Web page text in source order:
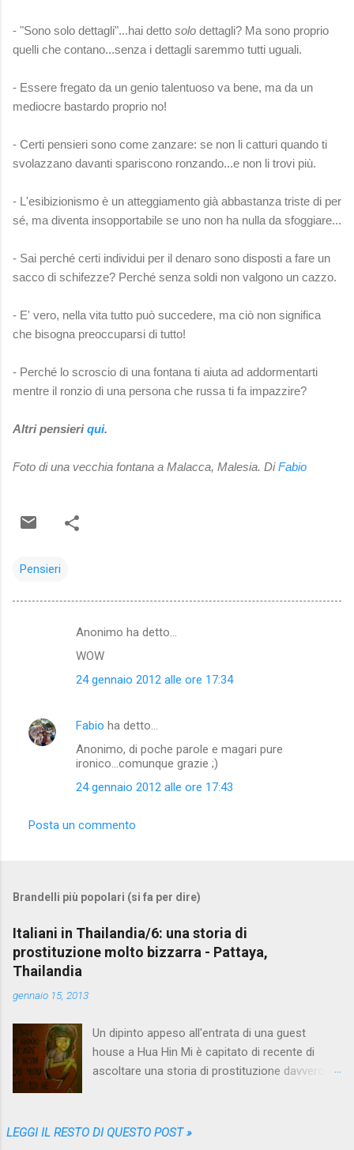
- "Sono solo dettagli"...hai detto solo dettagli? Ma sono proprio
quelli che contano...senza i dettagli saremmo tutti uguali.
- Essere fregato da un genio talentuoso va bene, ma da un
mediocre bastardo proprio no!
- Certi pensieri sono come zanzare: se non li catturi quando ti
svolazzano davanti spariscono ronzando...e non li trovi più.
- L'esibizionismo è un atteggiamento già abbastanza triste di per
sé, ma diventa insopportabile se uno non ha nulla da sfoggiare...
- Sai perché certi individui per il denaro sono disposti a fare un
sacco di schifezze? Perché senza soldi non valgono un cazzo.
- E' vero, nella vita tutto può succedere, ma ciò non significa
che bisogna preoccuparsi di tutto!
- Perché lo scroscio di una fontana ti aiuta ad addormentarti
mentre il ronzio di una persona che russa ti fa impazzire?
Altri pensieriqui.
Foto di una vecchia fontana a Malacca, Malesia. DiFabio
Pensieri
e
Anonimo ha detto…
WOW
24 gennaio 2012 alle ore 17:34
Fabio ha detto…
Anonimo, di poche parole e magari pure
ironico...comunque grazie ;)
24 gennaio 2012 alle ore 17:43
Posta un commento
Brandelli più popolari (si fa per dire)
Italiani in Thailandia/6: una storia di
prostituzione molto bizzarra - Pattaya,
Thailandia
gennaio 15, 2013
Un dipinto appeso all'entrata di una guest
house a Hua Hin Mi è capitato di recente di
ascoltare una storia di prostituzione davvero
genere, che nei vari mesi trascorsi lì me ne ha
LEGGI IL RESTO DI QUESTO POST »